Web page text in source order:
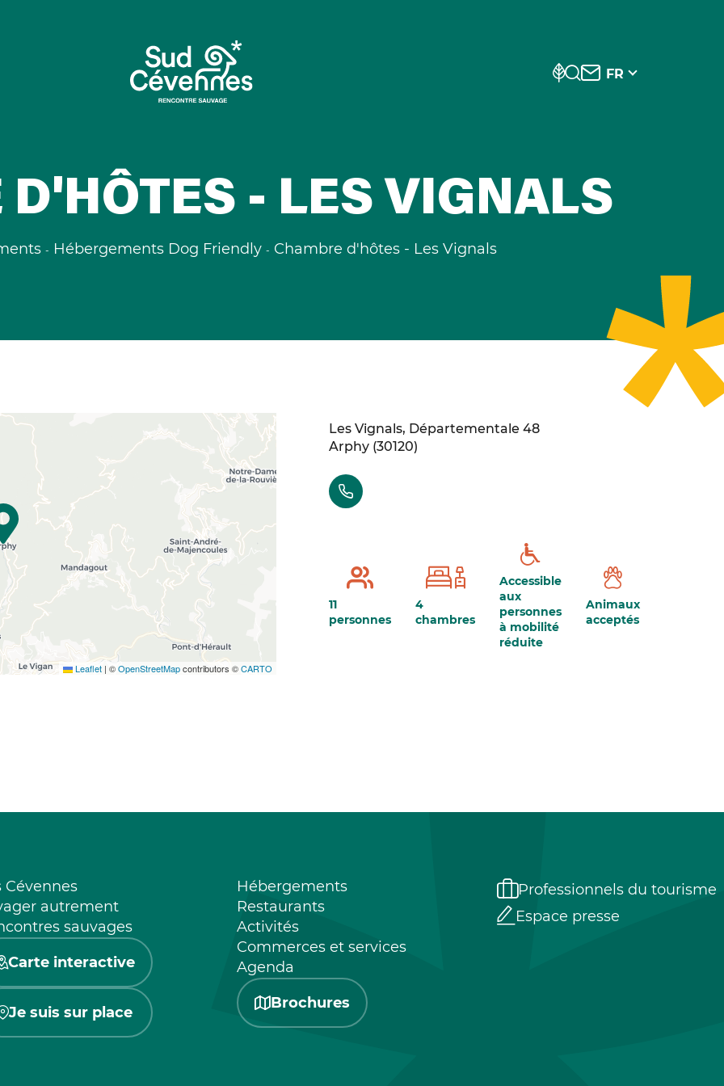
FR
D'HÔTES - LES VIGNALS
Hébergements Dog Friendly Chambre d'hôtes - Les Vignals
Leaflet | ©OpenStreetMapcontributors ©CARTO
Les Vignals, Départementale 48
Arphy (30120)
11
personnes
4
chambres
Accessible
aux
personnes
à mobilité
réduite
Animaux
acceptés
Cévennes
autrement
sauvages
Carte interactive
Je suis sur place
Hébergements
Restaurants
Activités
Commerces et services
Agenda
Brochures
Professionnels du tourisme
Espace presse